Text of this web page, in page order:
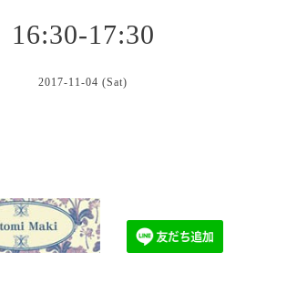
16:30-17:30
2017-11-04 (Sat)